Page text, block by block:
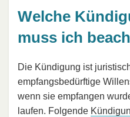
Welche
muss ich
Die Kündigung ist
empfangsbedürftige
wenn sie empfangen
laufen. Folgende